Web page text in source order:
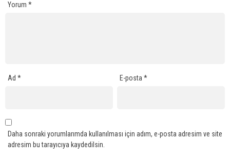
Yorum *
Ad * E-posta*
Daha sonraki yorumlarımda kullanılması için adım, e-posta adresim ve site
adresim bu tarayıcıya kaydedilsin.